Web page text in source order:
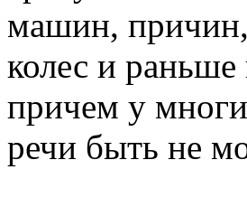
машин,
колес и
причем у
речи быть не